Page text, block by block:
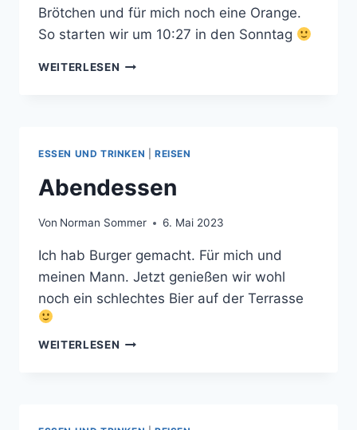
Brötchen und für mich noch eine Orange.
So starten wir um 10:27 in den Sonntag
WEITERLESEN FRÜHSTÜCK
ESSEN UND TRINKEN REISEN
Abendessen
Von Norman Sommer 6. Mai 2023
Ich hab Burger gemacht. Für mich und
meinen Mann. Jetzt genießen wir wohl
noch ein schlechtes Bier auf der Terrasse
WEITERLESEN ABENDESSEN